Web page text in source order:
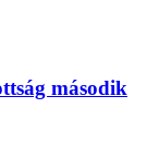
második